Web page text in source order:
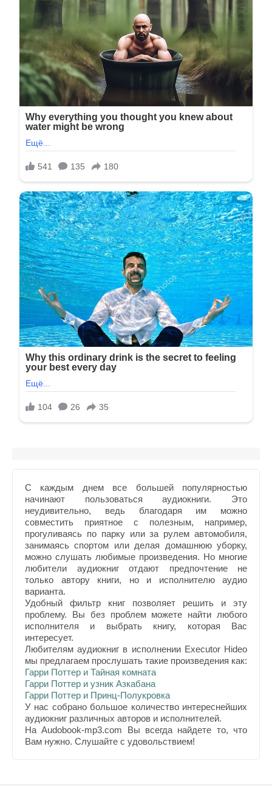
С каждым днем все большей популярностью
начинают пользоваться аудиокниги. Это
неудивительно, ведь благодаря им можно
совместить приятное с полезным, например,
прогуливаясь по парку или за рулем автомобиля,
занимаясь спортом или делая домашнюю уборку,
можно слушать любимые произведения. Но многие
любители аудиокниг отдают предпочтение не
только автору книги, но и исполнителю аудио
варианта.
Удобный фильтр книг позволяет решить и эту
проблему. Вы без проблем можете найти любого
исполнителя и выбрать книгу, которая Вас
интересует.
Любителям аудиокниг в исполнении Executor Hideo
мы предлагаем прослушать такие произведения как:
Гарри Поттер и Тайная комната
Гарри Поттер и узник Азкабана
Гарри Поттер и Принц-Полукровка
У нас собрано большое количество интереснейших
аудиокниг различных авторов и исполнителей.
На Audobook-mp3.com Вы всегда найдете то, что
Вам нужно. Слушайте с удовольствием!